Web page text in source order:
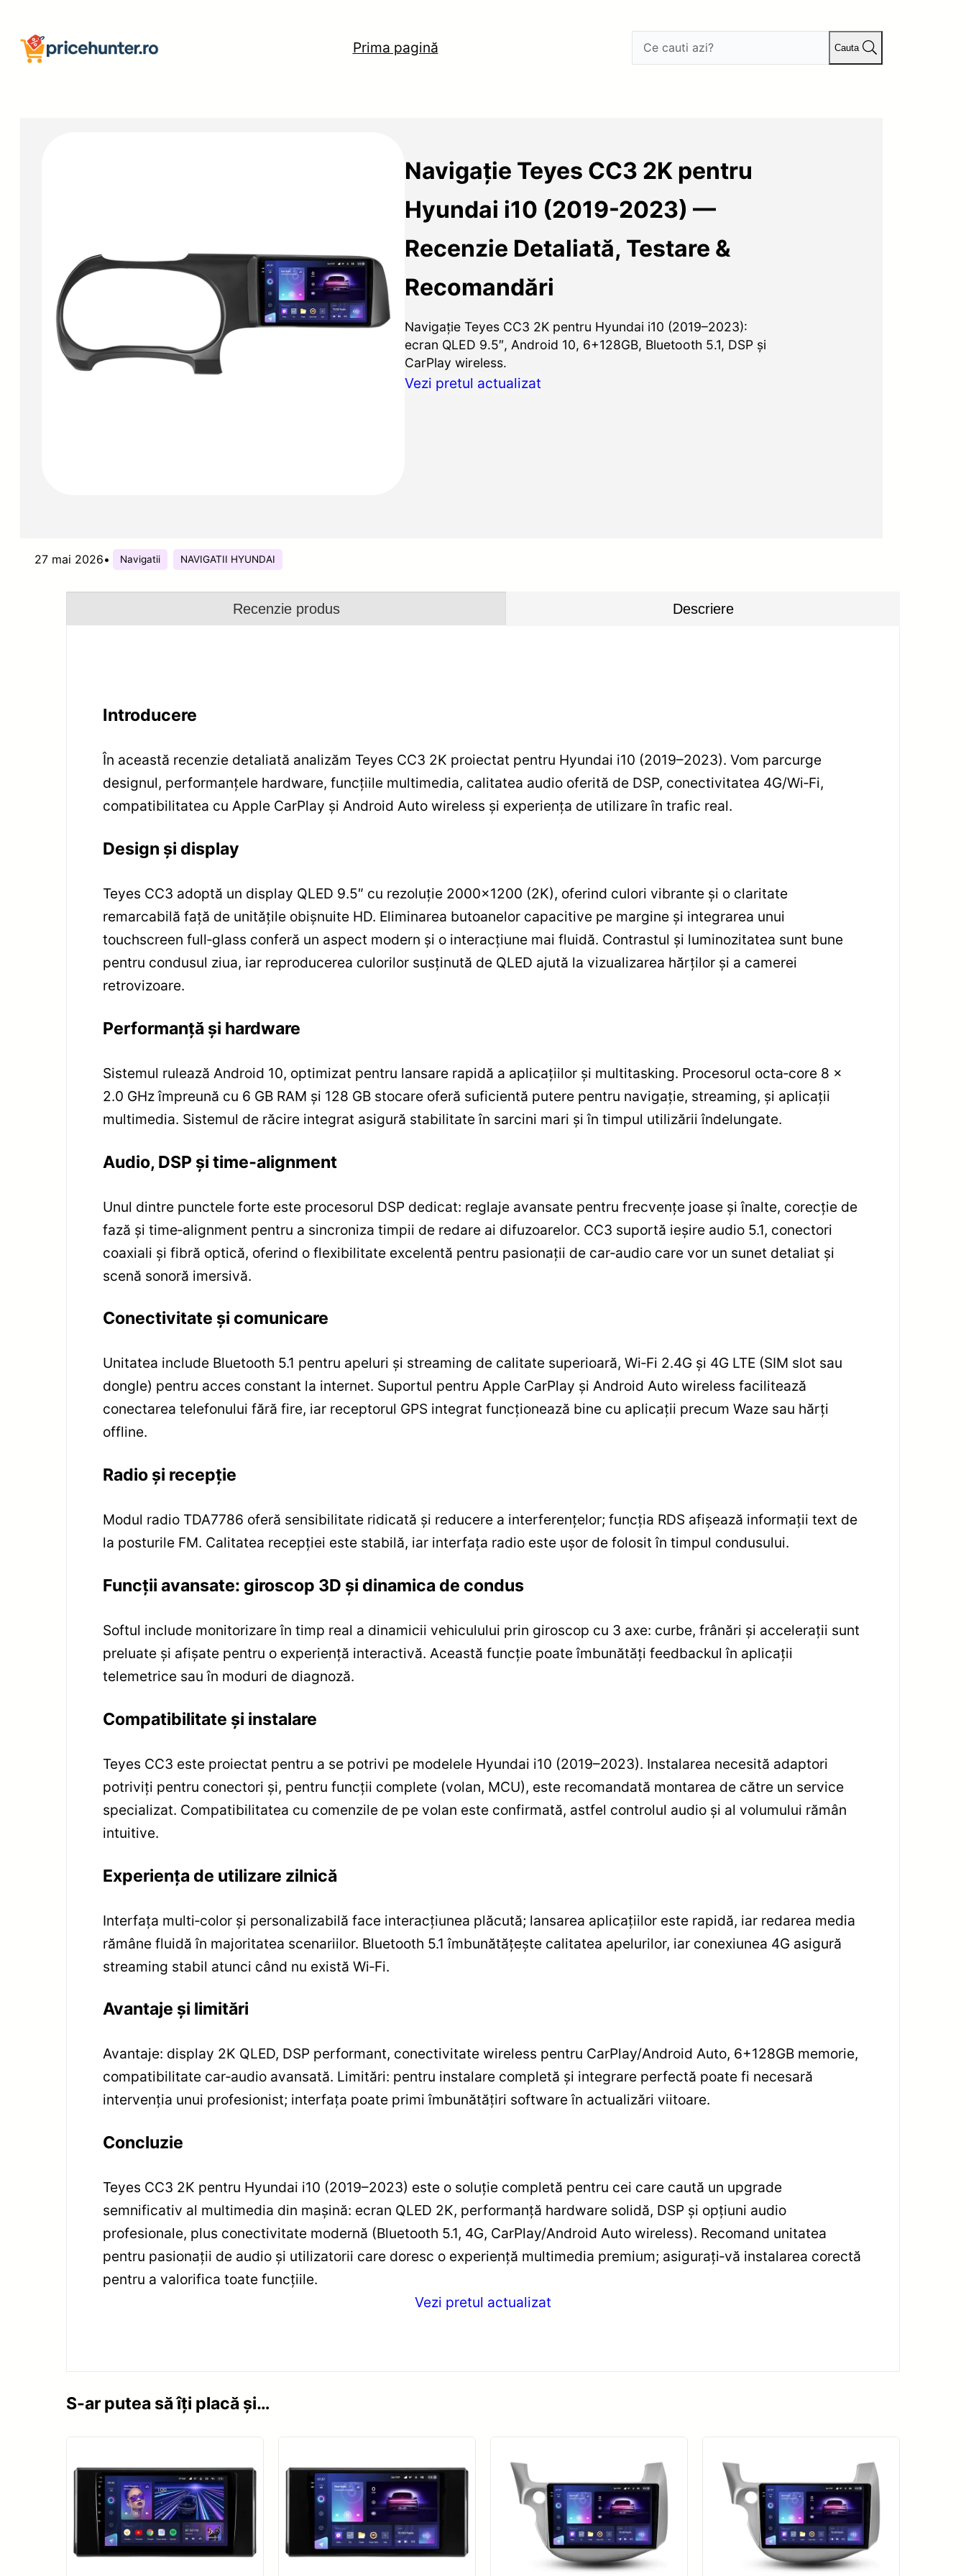
conținut
Prima pagină Cauta
Navigație Teyes CC3 2K pentru
Hyundai i10 (2019-2023) —
Recenzie Detaliată, Testare &
Recomandări
Navigație Teyes CC3 2K pentru Hyundai i10 (2019–2023):
ecran QLED 9.5″, Android 10, 6+128GB, Bluetooth 5.1, DSP și
CarPlay wireless.
Vezi pretul actualizat
27 mai 2026• Navigatii NAVIGATII HYUNDAI
Recenzie produs Descriere
Introducere
În această recenzie detaliată analizăm Teyes CC3 2K proiectat pentru Hyundai i10 (2019–2023). Vom parcurge
designul, performanțele hardware, funcțiile multimedia, calitatea audio oferită de DSP, conectivitatea 4G/Wi‑Fi,
compatibilitatea cu Apple CarPlay și Android Auto wireless și experiența de utilizare în trafic real.
Design și display
Teyes CC3 adoptă un display QLED 9.5″ cu rezoluție 2000×1200 (2K), oferind culori vibrante și o claritate
remarcabilă față de unitățile obișnuite HD. Eliminarea butoanelor capacitive pe margine și integrarea unui
touchscreen full‑glass conferă un aspect modern și o interacțiune mai fluidă. Contrastul și luminozitatea sunt bune
pentru condusul ziua, iar reproducerea culorilor susținută de QLED ajută la vizualizarea hărților și a camerei
retrovizoare.
Performanță și hardware
Sistemul rulează Android 10, optimizat pentru lansare rapidă a aplicațiilor și multitasking. Procesorul octa‑core 8 x
2.0 GHz împreună cu 6 GB RAM și 128 GB stocare oferă suficientă putere pentru navigație, streaming, și aplicații
multimedia. Sistemul de răcire integrat asigură stabilitate în sarcini mari și în timpul utilizării îndelungate.
Audio, DSP și time‑alignment
Unul dintre punctele forte este procesorul DSP dedicat: reglaje avansate pentru frecvențe joase și înalte, corecție de
fază și time‑alignment pentru a sincroniza timpii de redare ai difuzoarelor. CC3 suportă ieșire audio 5.1, conectori
coaxiali și fibră optică, oferind o flexibilitate excelentă pentru pasionații de car‑audio care vor un sunet detaliat și
scenă sonoră imersivă.
Conectivitate și comunicare
Unitatea include Bluetooth 5.1 pentru apeluri și streaming de calitate superioară, Wi‑Fi 2.4G și 4G LTE (SIM slot sau
dongle) pentru acces constant la internet. Suportul pentru Apple CarPlay și Android Auto wireless facilitează
conectarea telefonului fără fire, iar receptorul GPS integrat funcționează bine cu aplicații precum Waze sau hărți
offline.
Radio și recepție
Modul radio TDA7786 oferă sensibilitate ridicată și reducere a interferențelor; funcția RDS afișează informații text de
la posturile FM. Calitatea recepției este stabilă, iar interfața radio este ușor de folosit în timpul condusului.
Funcții avansate: giroscop 3D și dinamica de condus
Softul include monitorizare în timp real a dinamicii vehiculului prin giroscop cu 3 axe: curbe, frânări și accelerații sunt
preluate și afișate pentru o experiență interactivă. Această funcție poate îmbunătăți feedbackul în aplicații
telemetrice sau în moduri de diagnoză.
Compatibilitate și instalare
Teyes CC3 este proiectat pentru a se potrivi pe modelele Hyundai i10 (2019–2023). Instalarea necesită adaptori
potriviți pentru conectori și, pentru funcții complete (volan, MCU), este recomandată montarea de către un service
specializat. Compatibilitatea cu comenzile de pe volan este confirmată, astfel controlul audio și al volumului rămân
intuitive.
Experiența de utilizare zilnică
Interfața multi‑color și personalizabilă face interacțiunea plăcută; lansarea aplicațiilor este rapidă, iar redarea media
rămâne fluidă în majoritatea scenariilor. Bluetooth 5.1 îmbunătățește calitatea apelurilor, iar conexiunea 4G asigură
streaming stabil atunci când nu există Wi‑Fi.
Avantaje și limitări
Avantaje: display 2K QLED, DSP performant, conectivitate wireless pentru CarPlay/Android Auto, 6+128GB memorie,
compatibilitate car‑audio avansată. Limitări: pentru instalare completă și integrare perfectă poate fi necesară
intervenția unui profesionist; interfața poate primi îmbunătățiri software în actualizări viitoare.
Concluzie
Teyes CC3 2K pentru Hyundai i10 (2019–2023) este o soluție completă pentru cei care caută un upgrade
semnificativ al multimedia din mașină: ecran QLED 2K, performanță hardware solidă, DSP și opțiuni audio
profesionale, plus conectivitate modernă (Bluetooth 5.1, 4G, CarPlay/Android Auto wireless). Recomand unitatea
pentru pasionații de audio și utilizatorii care doresc o experiență multimedia premium; asigurați‑vă instalarea corectă
pentru a valorifica toate funcțiile.
Vezi pretul actualizat
S-ar putea să îți placă și…